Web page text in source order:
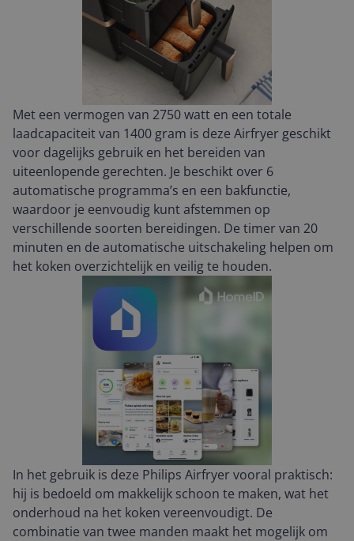
Met een vermogen van 2750 watt en een totale
laadcapaciteit van 1400 gram is deze Airfryer geschikt
voor dagelijks gebruik en het bereiden van
uiteenlopende gerechten. Je beschikt over 6
automatische programma’s en een bakfunctie,
waardoor je eenvoudig kunt afstemmen op
verschillende soorten bereidingen. De timer van 20
minuten en de automatische uitschakeling helpen om
het koken overzichtelijk en veilig te houden.
In het gebruik is deze Philips Airfryer vooral praktisch:
hij is bedoeld om makkelijk schoon te maken, wat het
onderhoud na het koken vereenvoudigt. De
combinatie van twee manden maakt het mogelijk om